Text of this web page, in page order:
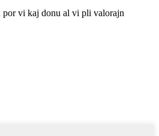
por vi kaj donu al vi pli valorajn